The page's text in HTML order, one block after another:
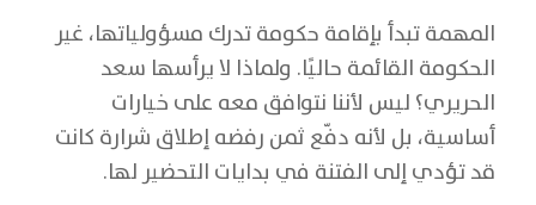
المهمة تبدأ بإقامة حكومة تدرك مسؤولياتها، غير
الحكومة القائمة حاليًا. ولماذا لا يرأسها سعد
الحريري؟ ليس لأننا نتوافق معه على خيارات
أساسية، بل لأنه دفّع ثمن رفضه إطلاق شرارة كانت
قد تؤدي إلى الفتنة في بدايات التحضير لها.